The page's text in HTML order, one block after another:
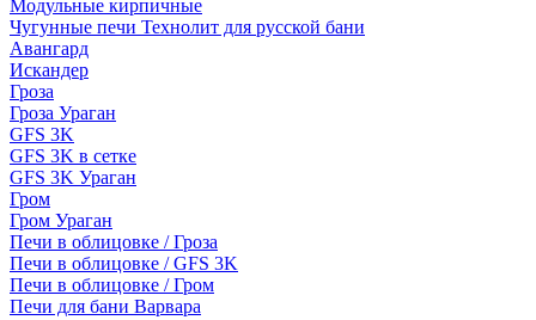
Модульные кирпичные
Чугунные печи Технолит для русской бани
Авангард
Искандер
Гроза
Гроза Ураган
GFS 3K
GFS 3K в сетке
GFS 3K Ураган
Гром
Гром Ураган
Печи в облицовке / Гроза
Печи в облицовке / GFS 3K
Печи в облицовке / Гром
Печи для бани Варвара